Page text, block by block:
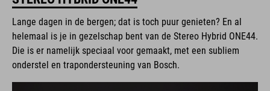
Lange dagen in de bergen; dat is toch puur genieten? En al
helemaal is je in gezelschap bent van de Stereo Hybrid ONE44.
Die is er namelijk speciaal voor gemaakt, met een subliem
onderstel en trapondersteuning van Bosch.